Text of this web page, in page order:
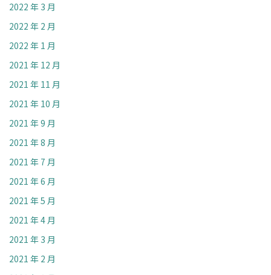
2022 年 3 月
2022 年 2 月
2022 年 1 月
2021 年 12 月
2021 年 11 月
2021 年 10 月
2021 年 9 月
2021 年 8 月
2021 年 7 月
2021 年 6 月
2021 年 5 月
2021 年 4 月
2021 年 3 月
2021 年 2 月